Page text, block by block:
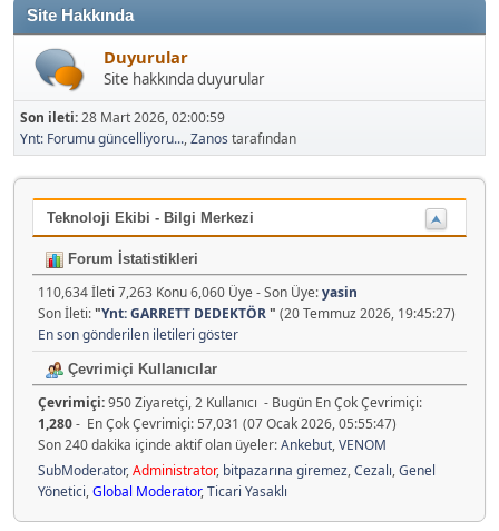
Site Hakkında
Duyurular
Site hakkında duyurular
Son ileti:28 Mart 2026, 02:00:59
Ynt: Forumu güncelliyoru...,Zanos tarafından
Teknoloji Ekibi - Bilgi Merkezi
Forum İstatistikleri
110,634 İleti 7,263 Konu 6,060 Üye - Son Üye:yasin
Son İleti:"Ynt: GARRETT DEDEKTÖR" (20 Temmuz 2026, 19:45:27)
En son gönderilen iletileri göster
Çevrimiçi Kullanıcılar
Çevrimiçi:950 Ziyaretçi, 2 Kullanıcı - Bugün En Çok Çevrimiçi:
1,280- En Çok Çevrimiçi: 57,031 (07 Ocak 2026, 05:55:47)
Son 240 dakika içinde aktif olan üyeler:Ankebut,VENOM
SubModerator,Administrator, bitpazarına giremez,Cezalı,Genel
Yönetici,Global Moderator,Ticari Yasaklı